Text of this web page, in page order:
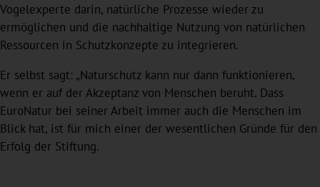
Vogelexperte darin, natürliche Prozesse wieder zu
ermöglichen und die nachhaltige Nutzung von natürlichen
Ressourcen in Schutzkonzepte zu integrieren.
Er selbst sagt: „Naturschutz kann nur dann funktionieren,
wenn er auf der Akzeptanz von Menschen beruht. Dass
EuroNatur bei seiner Arbeit immer auch die Menschen im
Blick hat, ist für mich einer der wesentlichen Gründe für den
Erfolg der Stiftung.